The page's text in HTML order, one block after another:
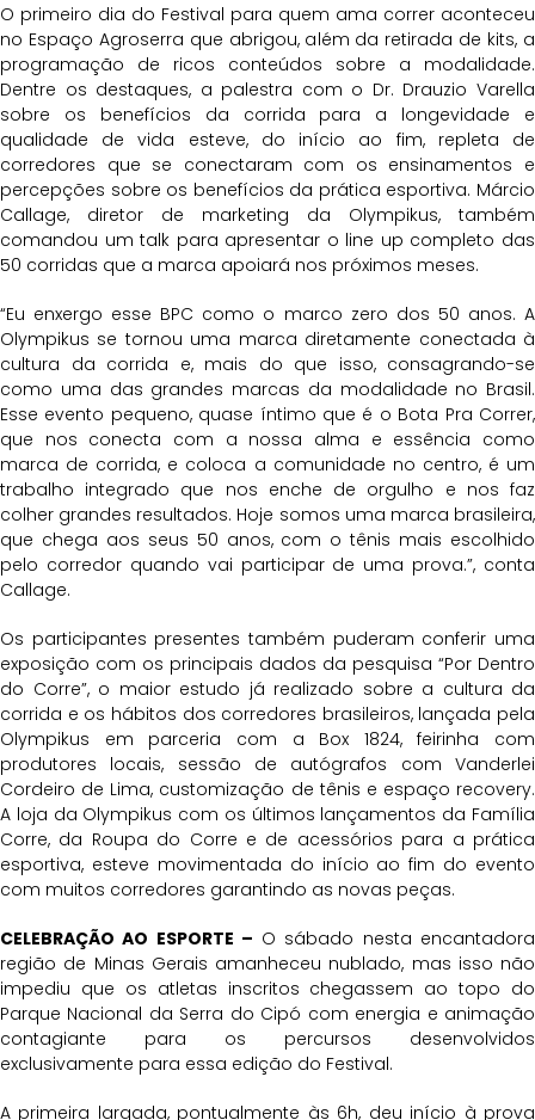
O primeiro dia do Festival para quem ama correr aconteceu
no Espaço Agroserra que abrigou, além da retirada de kits, a
programação de ricos conteúdos sobre a modalidade.
Dentre os destaques, a palestra com o Dr. Drauzio Varella
sobre os benefícios da corrida para a longevidade e
qualidade de vida esteve, do início ao fim, repleta de
corredores que se conectaram com os ensinamentos e
percepções sobre os benefícios da prática esportiva. Márcio
Callage, diretor de marketing da Olympikus, também
comandou um talk para apresentar o line up completo das
50 corridas que a marca apoiará nos próximos meses.
“Eu enxergo esse BPC como o marco zero dos 50 anos. A
Olympikus se tornou uma marca diretamente conectada à
cultura da corrida e, mais do que isso, consagrando-se
como uma das grandes marcas da modalidade no Brasil.
Esse evento pequeno, quase íntimo que é o Bota Pra Correr,
que nos conecta com a nossa alma e essência como
marca de corrida, e coloca a comunidade no centro, é um
trabalho integrado que nos enche de orgulho e nos faz
colher grandes resultados. Hoje somos uma marca brasileira,
que chega aos seus 50 anos, com o tênis mais escolhido
pelo corredor quando vai participar de uma prova.”, conta
Callage.
Os participantes presentes também puderam conferir uma
exposição com os principais dados da pesquisa “Por Dentro
do Corre”, o maior estudo já realizado sobre a cultura da
corrida e os hábitos dos corredores brasileiros, lançada pela
Olympikus em parceria com a Box 1824, feirinha com
produtores locais, sessão de autógrafos com Vanderlei
Cordeiro de Lima, customização de tênis e espaço recovery.
A loja da Olympikus com os últimos lançamentos da Família
Corre, da Roupa do Corre e de acessórios para a prática
esportiva, esteve movimentada do início ao fim do evento
com muitos corredores garantindo as novas peças.
CELEBRAÇÃO AO ESPORTE – O sábado nesta encantadora
região de Minas Gerais amanheceu nublado, mas isso não
impediu que os atletas inscritos chegassem ao topo do
Parque Nacional da Serra do Cipó com energia e animação
contagiante para os percursos desenvolvidos
exclusivamente para essa edição do Festival.
A primeira largada, pontualmente às 6h, deu início à prova